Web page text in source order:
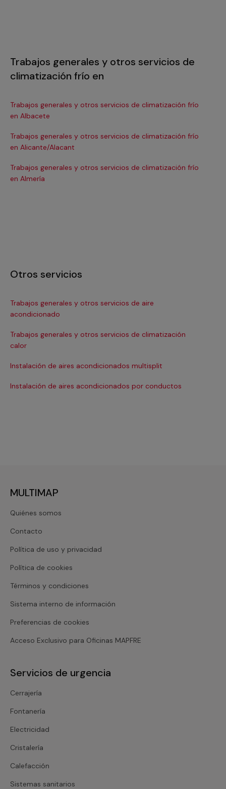
Trabajos generales y otros servicios de
climatización frío en
Trabajos generales y otros servicios de climatización frío
en Albacete
Trabajos generales y otros servicios de climatización frío
en Alicante/Alacant
Trabajos generales y otros servicios de climatización frío
en Almería
Otros servicios
Trabajos generales y otros servicios de aire
acondicionado
Trabajos generales y otros servicios de climatización
calor
Instalación de aires acondicionados multisplit
Instalación de aires acondicionados por conductos
MULTIMAP
Quiénes somos
Contacto
Política de uso y privacidad
Política de cookies
Términos y condiciones
Sistema interno de información
Preferencias de cookies
Acceso Exclusivo para Oficinas MAPFRE
Servicios de urgencia
Cerrajería
Fontanería
Electricidad
Cristalería
Calefacción
Sistemas sanitarios